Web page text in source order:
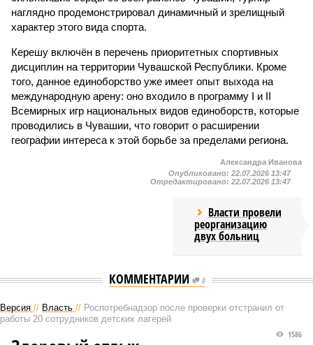
наглядно продемонстрировал динамичный и зрелищный
характер этого вида спорта.
Керешу включён в перечень приоритетных спортивных
дисциплин на территории Чувашской Республики. Кроме
того, данное единоборство уже имеет опыт выхода на
международную арену: оно входило в программу I и II
Всемирных игр национальных видов единоборств, которые
проводились в Чувашии, что говорит о расширении
географии интереса к этой борьбе за пределами региона.
Александра Иванова
Опубликовано: 22.07.2026 13:47
Отредактировано: 22.07.2026 13:47
Власти провели
реорганизацию
двух больниц
КОММЕНТАРИИ 0
Версия // Власть // Роспотребнадзор после проверки отстранил от
работы 20 сотрудников детских лагерей
1586